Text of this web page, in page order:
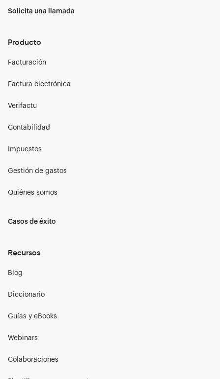
Solicita una llamada
Producto
Facturación
Factura electrónica
Verifactu
Contabilidad
Impuestos
Gestión de gastos
Quiénes somos
Casos de éxito
Recursos
Blog
Diccionario
Guías y eBooks
Webinars
Colaboraciones